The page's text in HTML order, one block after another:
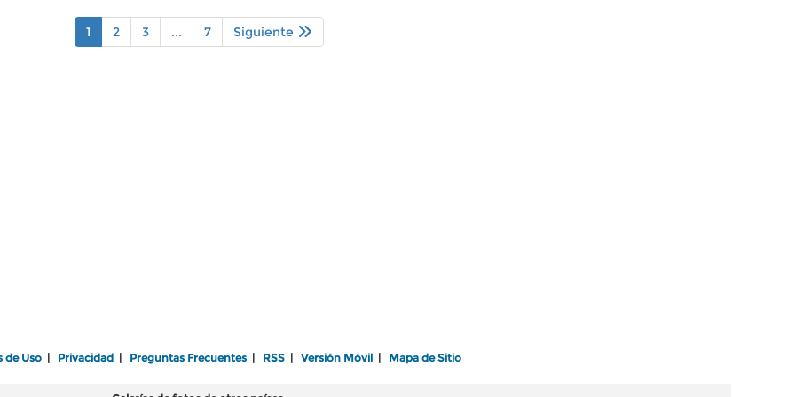
1 2 3 ... 7 Siguiente
de Uso Privacidad Preguntas Frecuentes RSS Versión Móvil Mapa de Sitio